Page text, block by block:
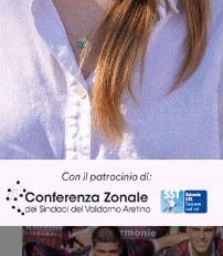
in amichevole l’Ancona
Calcio 8 Agosto 2026
Ultime Calcio